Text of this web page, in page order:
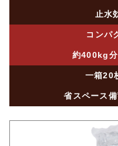
止水
コンパ
約400kg分
一箱20
省スペース